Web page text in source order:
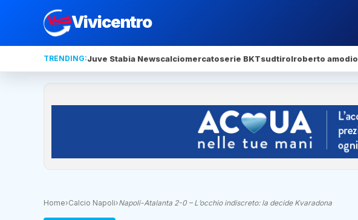
Vivicentro
TRENDING:Juve Stabia Newscalciomercatoserie BKTsudtirolroberto amodio
Home›Calcio Napoli›Napoli-Atalanta 2-0 – L’occhio indiscreto: la decide Kvaradona